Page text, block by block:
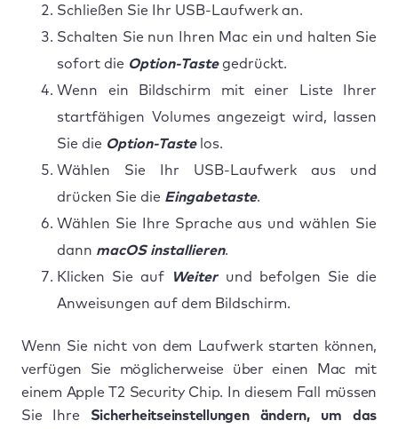
Schließen Sie Ihr USB-Laufwerk an.
Schalten Sie nun Ihren Mac ein und halten Sie
sofort die Option-Tastegedrückt.
Wenn ein Bildschirm mit einer Liste Ihrer
startfähigen Volumes angezeigt wird, lassen
Sie die Option-Tastelos.
Wählen Sie Ihr USB-Laufwerk aus und
drücken Sie die Eingabetaste.
Wählen Sie Ihre Sprache aus und wählen Sie
dann macOS installieren.
Klicken Sie auf
Weiterund befolgen Sie die
Anweisungen auf dem Bildschirm.
Wenn Sie nicht von dem Laufwerk starten können,
verfügen Sie möglicherweise über einen Mac mit
einem Apple T2 Security Chip. In diesem Fall müssen
Sie Ihre Sicherheitseinstellungen ändern, um das